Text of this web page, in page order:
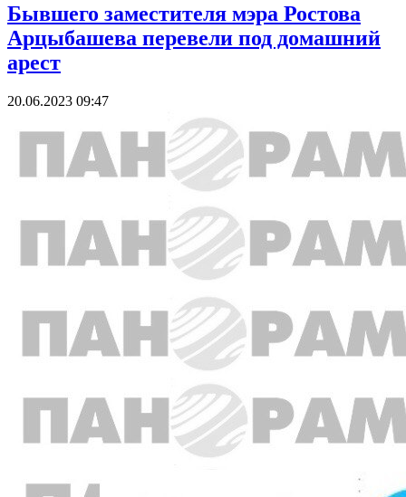
Бывшего заместителя мэра Ростова
Арцыбашева перевели под домашний
арест
20.06.2023 09:47